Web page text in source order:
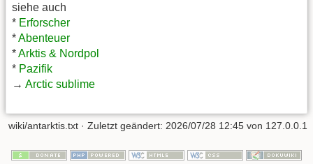
siehe auch
* Erforscher
*Abenteuer
*Arktis & Nordpol
* Pazifik
→ Arctic sublime
wiki/antarktis.txt · Zuletzt geändert: 2026/07/28 12:45 von 127.0.0.1